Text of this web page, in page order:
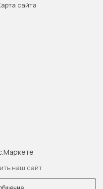
сайта
наш сайт